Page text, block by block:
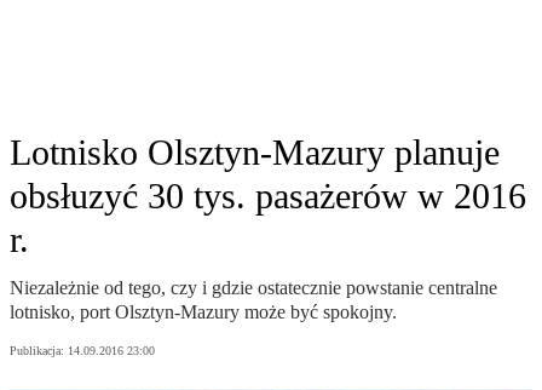
Lotnisko Olsztyn-Mazury planuje
obsłuzyć 30 tys. pasażerów w 2016
r.
Niezależnie od tego, czy i gdzie ostatecznie powstanie centralne
lotnisko, port Olsztyn-Mazury może być spokojny.
Publikacja: 14.09.2016 23:00